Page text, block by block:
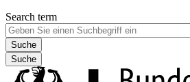
Search term
Suche